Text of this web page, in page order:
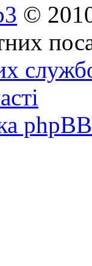
©
phpBB